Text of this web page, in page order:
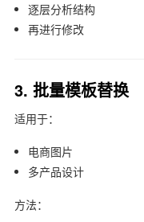
逐层分析结构
再进行修改
3. 批量模板替换
适用于：
电商图片
多产品设计
方法：